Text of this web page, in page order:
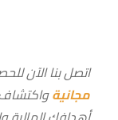
اتصل بنا الآن
مجانية